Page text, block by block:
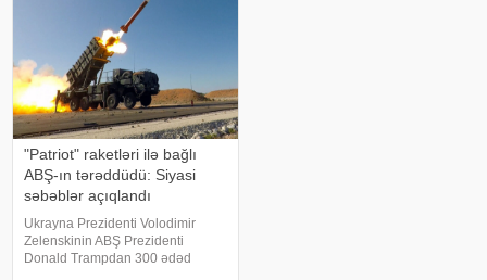
"Patriot" raketləri ilə bağlı
ABŞ-ın tərəddüdü: Siyasi
səbəblər açıqlandı
Ukrayna Prezidenti Volodimir
Zelenskinin ABŞ Prezidenti
Donald Trampdan 300 ədəd